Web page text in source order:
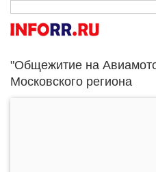
"Общежитие на
Московского региона